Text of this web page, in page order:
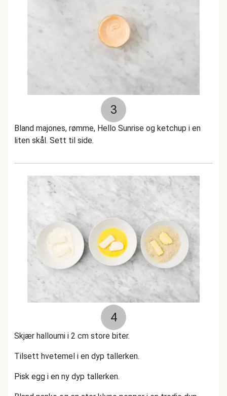
3
Bland majones, rømme, Hello Sunrise og ketchup i en
liten skål. Sett til side.
4
Skjær halloumi i 2 cm store biter.
Tilsett hvetemel i en dyp tallerken.
Pisk egg i en ny dyp tallerken.